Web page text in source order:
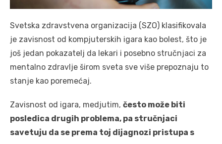
Svetska zdravstvena organizacija (SZO) klasifikovala
je zavisnost od kompjuterskih igara kao bolest, što je
još jedan pokazatelj da lekari i posebno stručnjaci za
mentalno zdravlje širom sveta sve više prepoznaju to
stanje kao poremećaj.
Zavisnost od igara, medjutim, često može biti
posledica drugih problema, pa stručnjaci
savetuju da se prema toj dijagnozi pristupa s